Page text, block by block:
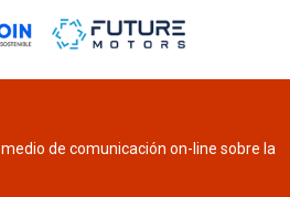
medio de comunicación on-line sobre la